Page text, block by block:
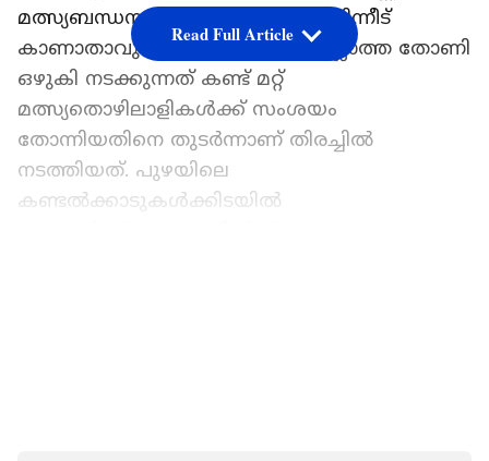
മത്സ്യബന്ധനത്തിനായി പോയത്. പിന്നീട്
കാണാതാവുകയായിരുന്നു. ആളില്ലാത്ത തോണി
ഒഴുകി നടക്കുന്നത് കണ്ട് മറ്റ്
മത്സ്യതൊഴിലാളികള്‍ക്ക് സംശയം
തോന്നിയതിനെ തുടര്‍ന്നാണ് തിരച്ചില്‍
നടത്തിയത്. പുഴയിലെ
കണ്ടല്‍ക്കാടുകള്‍ക്കിടയില്‍
Read Full Article